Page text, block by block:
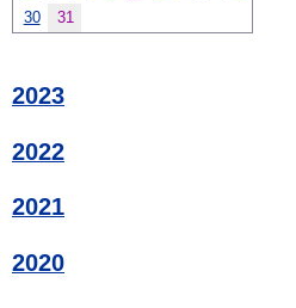
30
31
2023
2022
2021
2020